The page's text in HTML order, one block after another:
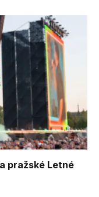
pražské Letné